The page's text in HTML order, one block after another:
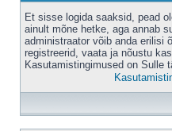
Et sisse logida saaksid, pead
ainult mõne hetke, aga annab
administraator võib anda erilisi
registreerid, vaata ja nõustu
Kasutamistingimused on Sulle